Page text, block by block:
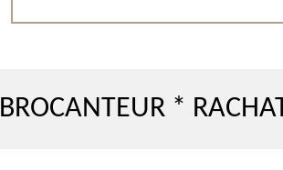
* RACHAT